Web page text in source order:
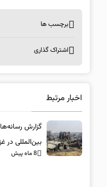
برچسب ها
اشتراک گذاری
اخبار مرتبط
گزارش
بین‌المللی در
8 ماه پیش